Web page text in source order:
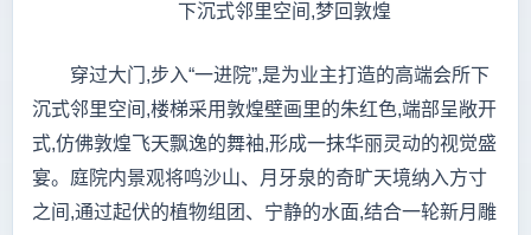
下沉式邻里空间,梦回敦煌
穿过大门,步入“一进院”,是为业主打造的高端会所下
沉式邻里空间,楼梯采用敦煌壁画里的朱红色,端部呈敞开
式,仿佛敦煌飞天飘逸的舞袖,形成一抹华丽灵动的视觉盛
宴。庭院内景观将鸣沙山、月牙泉的奇旷天境纳入方寸
之间,通过起伏的植物组团、宁静的水面,结合一轮新月雕